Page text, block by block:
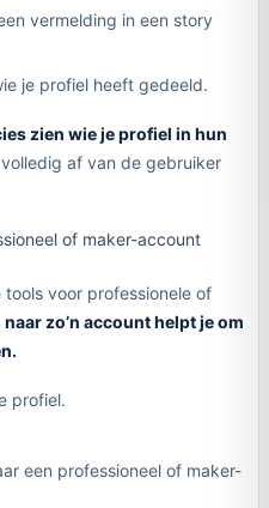
vermelding in een story
je profiel heeft gedeeld.
zien wie je profiel in hun
af van de gebruiker
of maker-account
voor professionele of
zo’n account helpt je om
profiel.
een professioneel of maker-